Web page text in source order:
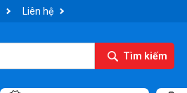
Liên hệ
Tìm kiếm